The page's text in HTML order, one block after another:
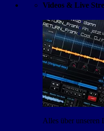
Videos & Live
Alles über unseren